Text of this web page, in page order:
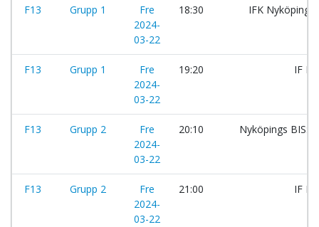
F13 Grupp 1
Fre
2024-
03-22
18:30 IFK
F13 Grupp 1
Fre
2024-
03-22
19:20 IF
F13 Grupp 2
Fre
2024-
03-22
20:10 Nyköpings
F13 Grupp 2
Fre
2024-
03-22
21:00 IF